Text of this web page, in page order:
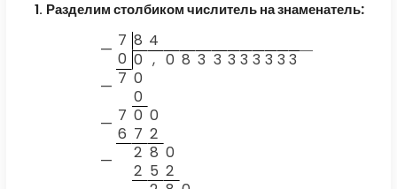
Разделим столбиком числитель на знаменатель:
— 7 8 4
0 0 , 0 8 3 3 3 3 3 3 3 3
— 7 0
0
— 7 0 0
6 7 2
—
2 8 0
2 5 2